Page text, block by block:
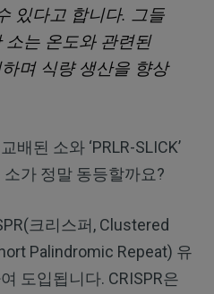
있다고 합니다. 그들
는 온도와 관련된
며 식량 생산을 향상
된 소와 ‘PRLR-SLICK’
가 정말 동등할까요?
크리스퍼, Clustered
Palindromic Repeat) 유
도입됩니다. CRISPR은